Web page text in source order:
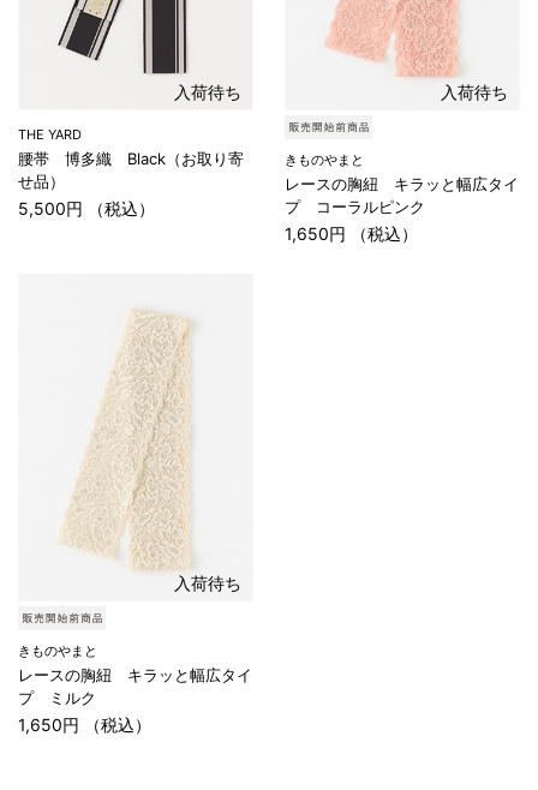
入荷待ち
THE YARD
腰帯 博多織 Black（お取り寄
せ品）
5,500円 （税込）
入荷待ち
きものやまと
レースの胸紐 キラッと幅広タイ
プ コーラルピンク
1,650円 （税込）
入荷待ち
きものやまと
レースの胸紐 キラッと幅広タイ
プ ミルク
1,650円 （税込）